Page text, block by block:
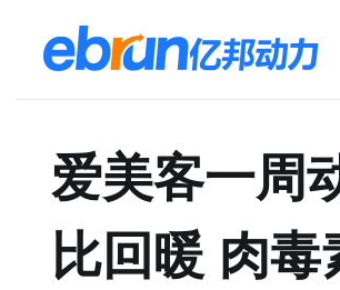
爱美客一周
比回暖 肉